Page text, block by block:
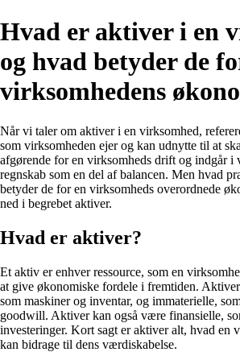
Hvad er aktiver i en
og hvad betyder de
virksomhedens
Når vi taler om aktiver i en virksomhed,
som virksomheden ejer og kan udnytte til at
afgørende for en virksomheds drift og indgår i
regnskab som en del af balancen. Men hvad
betyder de for en virksomheds overordnede
ned i begrebet aktiver.
Hvad er aktiver?
Et aktiv er enhver ressource, som en
at give økonomiske fordele i fremtiden.
som maskiner og inventar, og immaterielle,
goodwill. Aktiver kan også være finansielle,
investeringer. Kort sagt er aktiver alt, hvad en
kan bidrage til dens værdiskabelse.